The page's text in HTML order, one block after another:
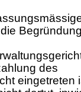
des
eingetreten